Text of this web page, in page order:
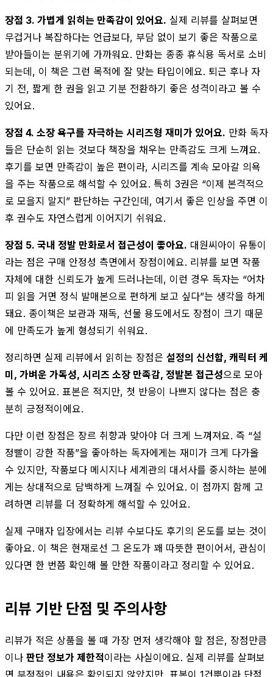
장점 3. 가볍게 읽히는 만족감이 있어요. 실제 리뷰를 살펴보면
무겁거나 복잡하다는 언급보다, 부담 없이 보기 좋은 작품으로
받아들이는 분위기에 가까워요. 만화는 종종 휴식용 독서로 소비
되는데, 이 책은 그런 목적에 잘 맞는 타입이에요. 퇴근 후나 자
기 전, 짧게 한 권을 읽고 기분 전환하기 좋은 성격이라고 볼 수
있어요.
장점 4. 소장 욕구를 자극하는 시리즈형 재미가 있어요. 만화 독자
들은 단순히 읽는 것보다 책장을 채우는 만족감도 크게 느껴요.
후기를 보면 만족감이 높은 편이라, 시리즈를 계속 모아갈 의욕
을 주는 작품으로 해석할 수 있어요. 특히 3권은 “이제 본격적으
로 모을지 말지” 판단하는 구간인데, 여기서 좋은 인상을 주면 이
후 권수도 자연스럽게 이어지기 쉬워요.
장점 5. 국내 정발 만화로서 접근성이 좋아요. 대원씨아이 유통이
라는 점은 구매 안정성 측면에서 장점이에요. 리뷰를 보면 작품
자체에 대한 신뢰도가 높게 드러나는데, 이런 경우 독자는 “어차
피 읽을 거면 정식 발매본으로 편하게 보고 싶다”는 생각을 하게
돼요. 종이책은 보관과 재독, 선물 용도에서도 장점이 크기 때문
에 만족도가 높게 형성되기 쉬워요.
정리하면 실제 리뷰에서 읽히는 장점은 설정의 신선함, 캐릭터 케
미, 가벼운 가독성, 시리즈 소장 만족감, 정발본 접근성으로 모아
볼 수 있어요. 표본은 적지만, 첫 반응이 나쁘지 않다는 점은 충
분히 긍정적이에요.
다만 이런 장점은 장르 취향과 맞아야 더 크게 느껴져요. 즉 “설
정빨이 강한 작품”을 좋아하는 독자에게는 재미가 크게 다가올
수 있지만, 작품보다 메시지나 세계관의 대서사를 중시하는 분에
게는 상대적으로 담백하게 느껴질 수 있어요. 이 점까지 함께 고
려하면 리뷰를 더 정확하게 해석할 수 있어요.
실제 구매자 입장에서는 리뷰 수보다도 후기의 온도를 보는 것이
좋아요. 이 책은 현재로선 그 온도가 꽤 따뜻한 편이어서, 관심이
있다면 한 번쯤 확인해 볼 만한 작품이라고 정리할 수 있어요.
리뷰 기반 단점 및 주의사항
리뷰가 적은 상품을 볼 때 가장 먼저 생각해야 할 점은, 장점만큼
이나 판단 정보가 제한적이라는 사실이에요. 실제 리뷰를 살펴보
면 부정적인 내용은 확인되지 않았지만, 표본이 1건뿐이라 단점